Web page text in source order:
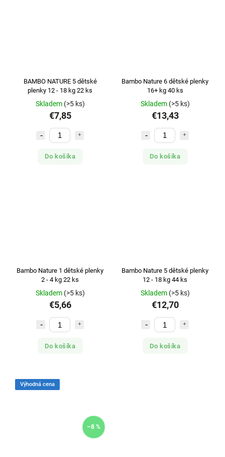
BAMBO NATURE 5 dětské
plenky 12 - 18 kg 22 ks
Skladem (>5 ks)
€7,85
Do košíka
Bambo Nature 6 dětské plenky
16+ kg 40 ks
Skladem (>5 ks)
€13,43
Do košíka
Bambo Nature 1 dětské plenky
2 - 4 kg 22 ks
Skladem (>5 ks)
€5,66
Do košíka
Bambo Nature 5 dětské plenky
12 - 18 kg 44 ks
Skladem (>5 ks)
€12,70
Do košíka
Výhodná cena
–8 %